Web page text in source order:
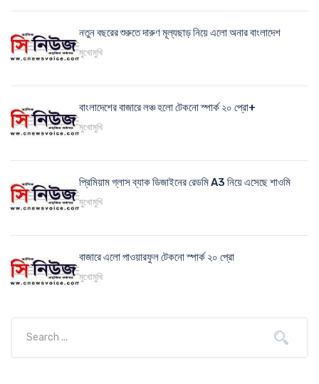
নতুন বছরের শুরুতে দারুণ মূল্যছাড় নিয়ে এলো অনার বাংলাদেশ
মুখোমুখি
বাংলাদেশের বাজারে লঞ্চ হলো টেকনো স্পার্ক ২০ প্রো+
মুখোমুখি
প্রিমিয়াম গ্লাস ব্যাক ডিজাইনের রেডমি A3 নিয়ে এসেছে শাওমি
মুখোমুখি
বাজারে এলো পাওয়ারফুল টেকনো স্পার্ক ২০ প্রো
মুখোমুখি